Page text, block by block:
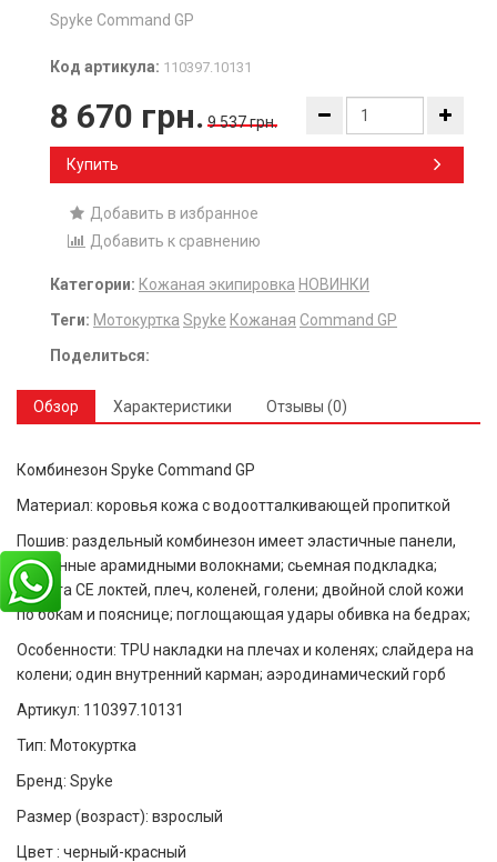
Spyke Command GP
Код артикула: 110397.10131
8 670 грн. 9 537 грн.
Купить
Добавить в избранное
Добавить к сравнению
Категории: Кожаная экипировка НОВИНКИ
Теги: Мотокуртка Spyke Кожаная Command GP
Поделиться:
Обзор Характеристики Отзывы (0)
Комбинезон Spyke Command GP
Материал: коровья кожа с водоотталкивающей пропиткой
Пошив: раздельный комбинезон имеет эластичные панели,
усиленные арамидными волокнами; сьемная подкладка;
защита СЕ локтей, плеч, коленей, голени; двойной слой кожи
по бокам и пояснице; поглощающая удары обивка на бедрах;
Особенности: TPU накладки на плечах и коленях; слайдера на
колени; один внутренний карман; аэродинамический горб
Артикул: 110397.10131
Тип: Мотокуртка
Бренд: Spyke
Размер (возраст): взрослый
Цвет : черный-красный